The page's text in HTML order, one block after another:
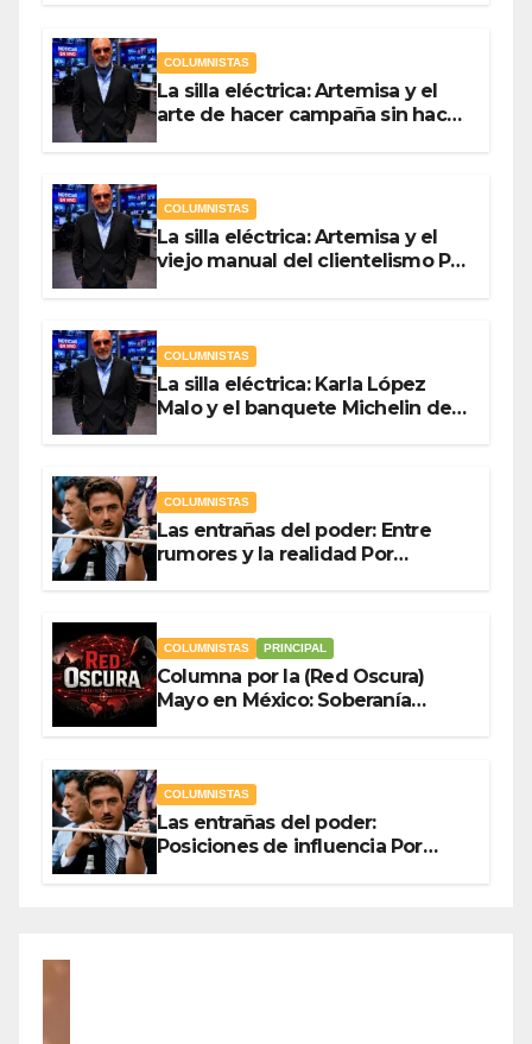
COLUMNISTAS
La silla eléctrica: Artemisa y el
arte de hacer campaña sin hacer
COLUMNISTAS
La silla eléctrica: Artemisa y el
viejo manual del clientelismo Por
COLUMNISTAS
La silla eléctrica: Karla López
Malo y el banquete Michelin del
COLUMNISTAS
Las entrañas del poder: Entre
rumores y la realidad Por
COLUMNISTAS PRINCIPAL
Columna por la (Red Oscura)
Mayo en México: Soberanía
COLUMNISTAS
Las entrañas del poder:
Posiciones de influencia Por